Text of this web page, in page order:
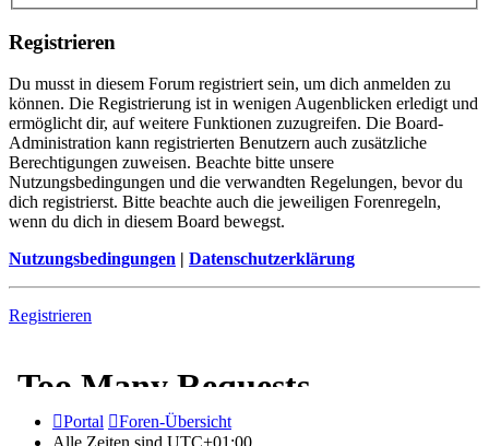
Registrieren
Du musst in diesem Forum registriert sein, um dich anmelden zu
können. Die Registrierung ist in wenigen Augenblicken erledigt und
ermöglicht dir, auf weitere Funktionen zuzugreifen. Die Board-
Administration kann registrierten Benutzern auch zusätzliche
Berechtigungen zuweisen. Beachte bitte unsere
Nutzungsbedingungen und die verwandten Regelungen, bevor du
dich registrierst. Bitte beachte auch die jeweiligen Forenregeln,
wenn du dich in diesem Board bewegst.
Nutzungsbedingungen | Datenschutzerklärung
Registrieren
Portal
Foren-Übersicht